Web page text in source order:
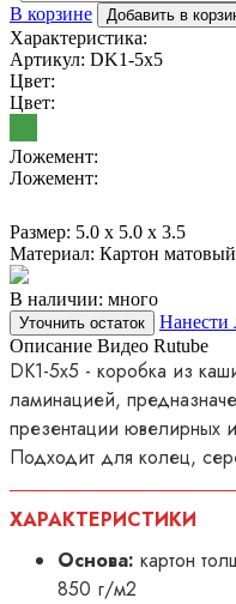
В корзине
Добавить в
Характеристика:
Артикул: DK1-5x5
Цвет:
Цвет:
Ложемент:
Ложемент:
Размер: 5.0 х 5.0 х 3.5
Материал: Картон матовый
В наличии: много
Уточнить остаток
Нанести
Описание Видео Rutube
DK1-5х5 - коробка из
ламинацией,
презентации ювелирных
Подходит для колец,
ХАРАКТЕРИСТИКИ
Основа: картон
850 г/м2